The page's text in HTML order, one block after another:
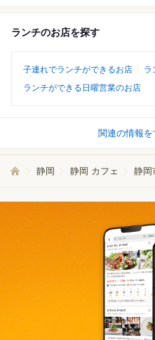
ランチのお店を探す
子連れでランチができるお店
ラ
ランチができる日曜営業のお店
関連の情報
静岡 静岡 カフェ 静岡